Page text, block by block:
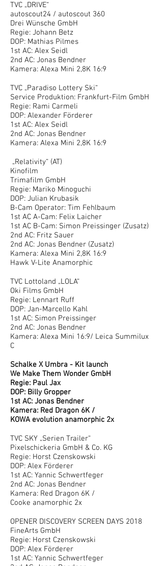
TVC „DRIVE“
autoscout24 / autoscout 360
Drei Wünsche GmbH
Regie: Johann Betz
DOP: Mathias Pilmes
1st AC: Alex Seidl
2nd AC: Jonas Bendner
Kamera: Alexa Mini 2,8K 16:9
TVC „Paradiso Lottery Ski“
Service Produktion: Frankfurt-Film GmbH
Regie: Rami Carmeli
DOP: Alexander Förderer
1st AC: Alex Seidl
2nd AC: Jonas Bendner
Kamera: Alexa Mini 2,8K 16:9
„Relativity“ (AT)
Kinofilm
Trimafilm GmbH
Regie: Mariko Minoguchi
DOP: Julian Krubasik
B-Cam Operator: Tim Fehlbaum
1st AC A-Cam: Felix Laicher
1st AC B-Cam: Simon Preissinger (Zusatz)
2nd AC: Fritz Sauer
2nd AC: Jonas Bendner (Zusatz)
Kamera: Alexa Mini 2,8K 16:9
Hawk V-Lite Anamorphic
TVC Lottoland „LOLA“
Oki Films GmbH
Regie: Lennart Ruff
DOP: Jan-Marcello Kahl
1st AC: Simon Preissinger
2nd AC: Jonas Bendner
Kamera: Alexa Mini 16:9/ Leica Summilux
C
Schalke X Umbra - Kit launch
We Make Them Wonder GmbH
Regie: Paul Jax
DOP: Billy Gropper
1st AC: Jonas Bendner
Kamera: Red Dragon 6K /
KOWA evolution anamorphic 2x
TVC SKY „Serien Trailer“
Pixelschickeria GmbH & Co. KG
Regie: Horst Czenskowski
DOP: Alex Förderer
1st AC: Yannic Schwertfeger
2nd AC: Jonas Bendner
Kamera: Red Dragon 6K /
Cooke anamorphic 2x
OPENER DISCOVERY SCREEN DAYS 2018
FineArts GmbH
Regie: Horst Czenskowski
DOP: Alex Förderer
1st AC: Yannic Schwertfeger